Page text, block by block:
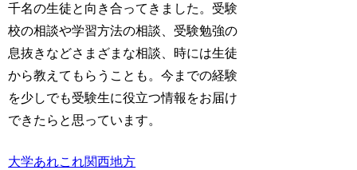
千名の生徒と向き合ってきました。受験
校の相談や学習方法の相談、受験勉強の
息抜きなどさまざまな相談、時には生徒
から教えてもらうことも。今までの経験
を少しでも受験生に役立つ情報をお届け
できたらと思っています。
大学あれこれ関西地方